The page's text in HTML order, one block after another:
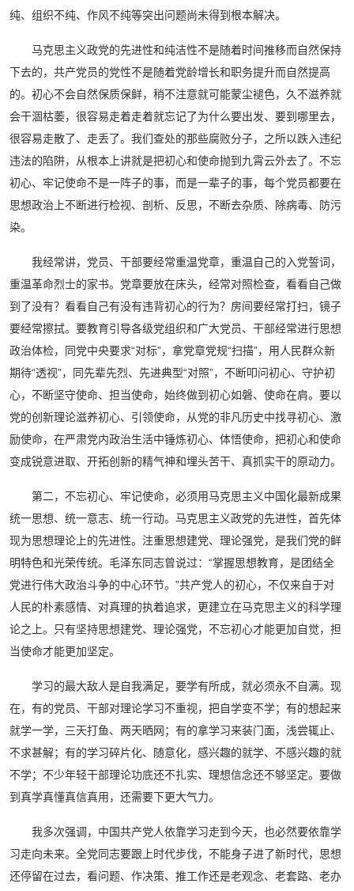
纯、组织不纯、作风不纯等突出问题尚未得到根本解决。
马克思主义政党的先进性和纯洁性不是随着时间推移而自然保持
下去的，共产党员的党性不是随着党龄增长和职务提升而自然提高
的。初心不会自然保质保鲜，稍不注意就可能蒙尘褪色，久不滋养就
会干涸枯萎，很容易走着走着就忘记了为什么要出发、要到哪里去，
很容易走散了、走丢了。我们查处的那些腐败分子，之所以跌入违纪
违法的陷阱，从根本上讲就是把初心和使命抛到九霄云外去了。不忘
初心、牢记使命不是一阵子的事，而是一辈子的事，每个党员都要在
思想政治上不断进行检视、剖析、反思，不断去杂质、除病毒、防污
染。
我经常讲，党员、干部要经常重温党章，重温自己的入党誓词，
重温革命烈士的家书。党章要放在床头，经常对照检查，看看自己做
到了没有？看看自己有没有违背初心的行为？房间要经常打扫，镜子
要经常擦拭。要教育引导各级党组织和广大党员、干部经常进行思想
政治体检，同党中央要求“对标”，拿党章党规“扫描”，用人民群众新
期待“透视”，同先辈先烈、先进典型“对照”，不断叩问初心、守护初
心，不断坚守使命、担当使命，始终做到初心如磐、使命在肩。要以
党的创新理论滋养初心、引领使命，从党的非凡历史中找寻初心、激
励使命，在严肃党内政治生活中锤炼初心、体悟使命，把初心和使命
变成锐意进取、开拓创新的精气神和埋头苦干、真抓实干的原动力。
第二，不忘初心、牢记使命，必须用马克思主义中国化最新成果
统一思想、统一意志、统一行动。马克思主义政党的先进性，首先体
现为思想理论上的先进性。注重思想建党、理论强党，是我们党的鲜
明特色和光荣传统。毛泽东同志曾说过：“掌握思想教育，是团结全
党进行伟大政治斗争的中心环节。”共产党人的初心，不仅来自于对
人民的朴素感情、对真理的执着追求，更建立在马克思主义的科学理
论之上。只有坚持思想建党、理论强党，不忘初心才能更加自觉，担
当使命才能更加坚定。
学习的最大敌人是自我满足，要学有所成，就必须永不自满。现
在，有的党员、干部对理论学习不重视，把自学变不学；有的想起来
就学一学，三天打鱼、两天晒网；有的拿学习来装门面，浅尝辄止、
不求甚解；有的学习碎片化、随意化，感兴趣的就学、不感兴趣的就
不学；不少年轻干部理论功底还不扎实、理想信念还不够坚定。要做
到真学真懂真信真用，还需要下更大气力。
我多次强调，中国共产党人依靠学习走到今天，也必然要依靠学
习走向未来。全党同志要跟上时代步伐，不能身子进了新时代，思想
还停留在过去，看问题、作决策、推工作还是老观念、老套路、老办